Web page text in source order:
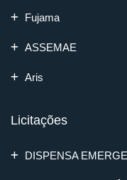
Fujama
ASSEMAE
Aris
Licitações
DISPENSA